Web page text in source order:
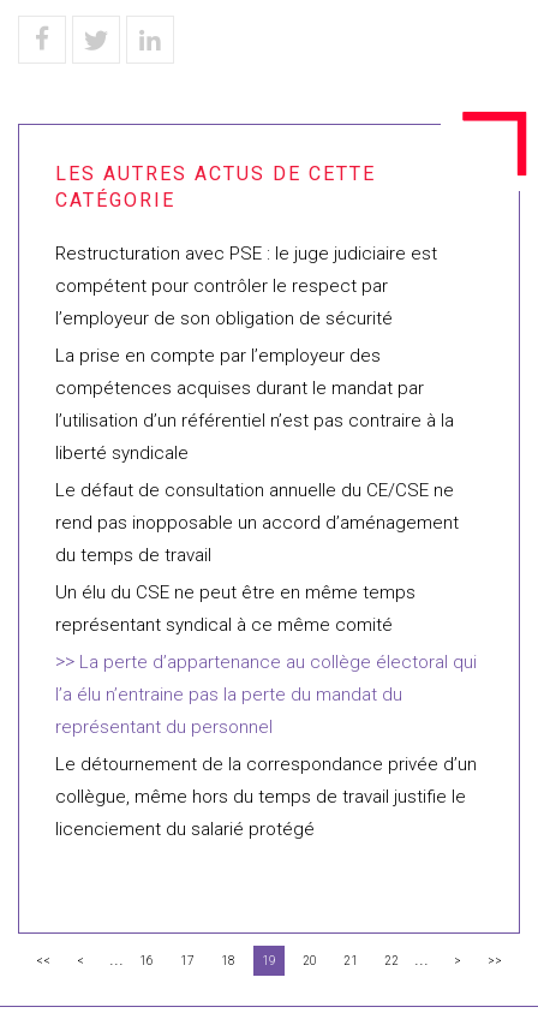
Restructuration avec PSE : le juge judiciaire est
compétent pour contrôler le respect par
l’employeur de son obligation de sécurité
La prise en compte par l’employeur des
compétences acquises durant le mandat par
l’utilisation d’un référentiel n’est pas contraire à la
liberté syndicale
Le défaut de consultation annuelle du CE/CSE ne
rend pas inopposable un accord d’aménagement
du temps de travail
Un élu du CSE ne peut être en même temps
représentant syndical à ce même comité
La perte d’appartenance au collège électoral qui
l’a élu n’entraine pas la perte du mandat du
représentant du personnel
Le détournement de la correspondance privée d’un
collègue, même hors du temps de travail justifie le
licenciement du salarié protégé
<< < ... 16 17 18 19 20 21 22 ... > >>